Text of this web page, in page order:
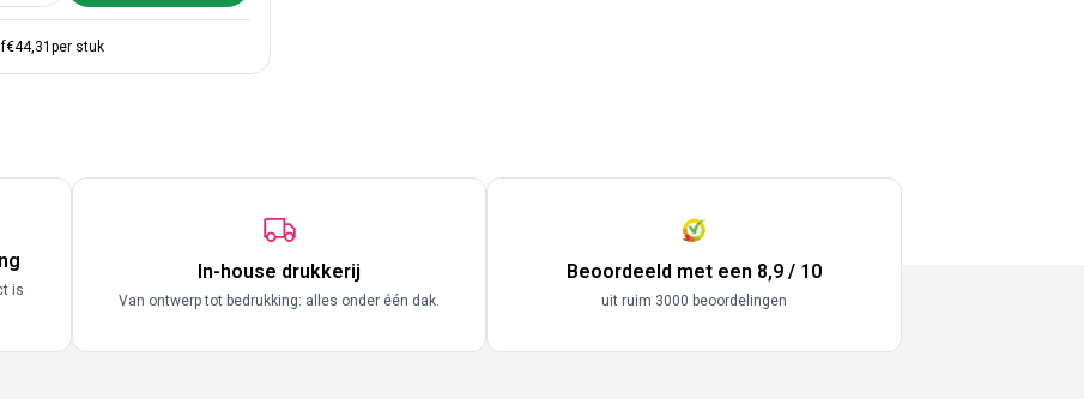
€44,31 per stuk
is
In-house drukkerij
Van ontwerp tot bedrukking: alles onder één dak.
Beoordeeld met een 8,9 / 10
uit ruim 3000 beoordelingen